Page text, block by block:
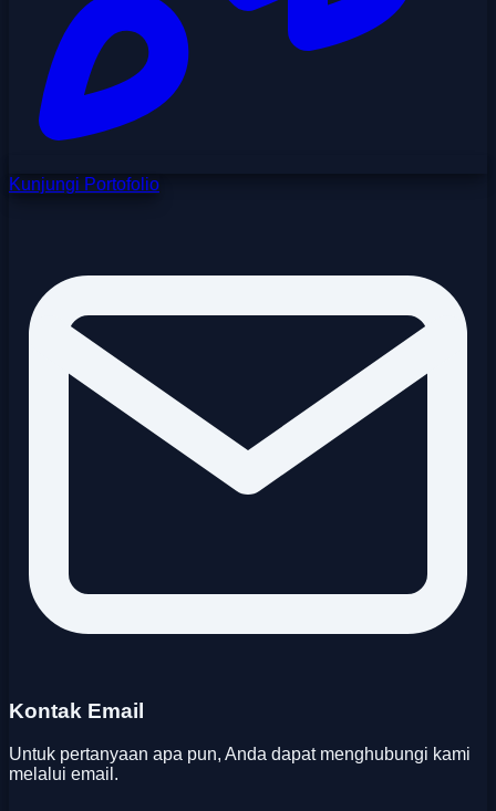
Kunjungi Portofolio
Kontak Email
Untuk pertanyaan apa pun, Anda dapat menghubungi kami
melalui email.